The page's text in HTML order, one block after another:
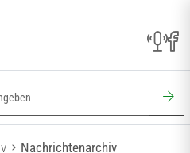
Nachrichtenarchiv